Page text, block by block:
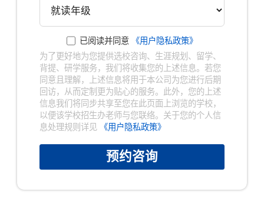
已阅读并同意
《用户隐私政策》
为了更好地为您提供选校咨询、生涯规划、留学、
背提、研学服务，我们将收集您的上述信息。若您
同意且理解，上述信息将用于本公司为您进行后期
回访，从而定制更为贴心的服务。此外，您的上述
信息我们将同步共享至您在此页面上浏览的学校，
以便该学校招生办老师与您联络。关于您的个人信
息处理规则详见
《用户隐私政策》
预约咨询